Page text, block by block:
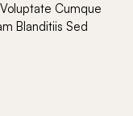
Cumque
Blanditiis Sed